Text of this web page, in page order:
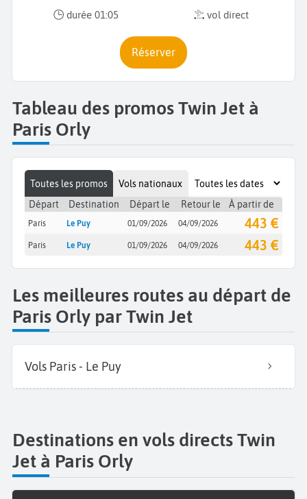
durée 01:05
vol direct
Réserver
Tableau des promos Twin Jet à
Paris Orly
Toutes les promos
Vols nationaux
Départ
Destination Départ le Retour le À partir de
Paris Le Puy 01/09/2026 04/09/2026 443 €
Paris Le Puy 01/09/2026 04/09/2026 443 €
Les meilleures routes au départ de
Paris Orly par Twin Jet
Vols Paris - Le Puy
Destinations en vols directs Twin
Jet à Paris Orly